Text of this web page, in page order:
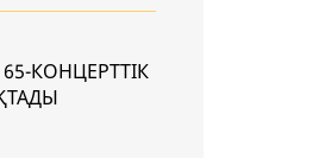
65-КОНЦЕРТТІК